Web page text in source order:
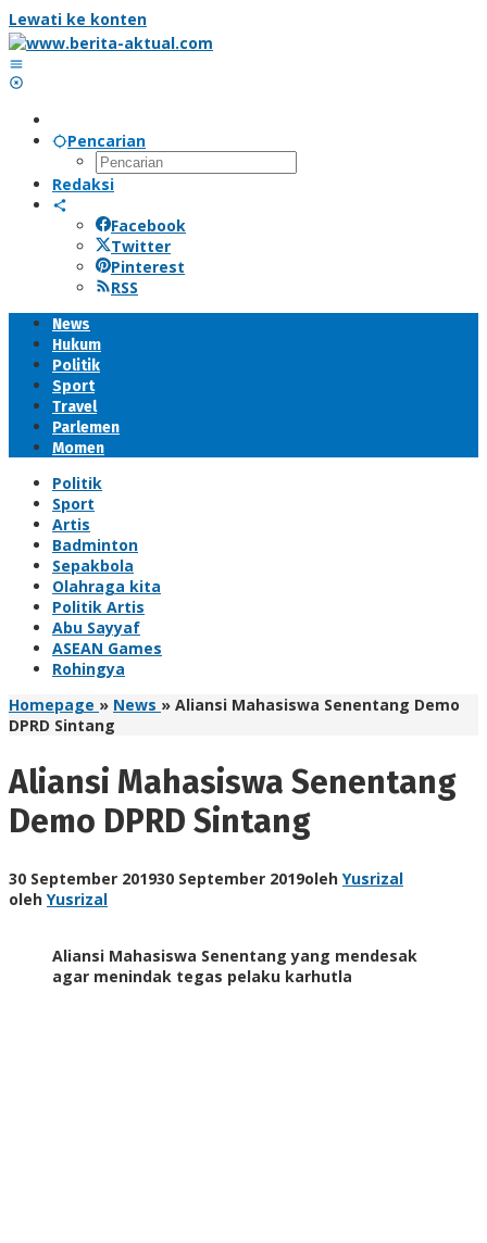
Lewati ke konten
Pencarian
Redaksi
Facebook
Twitter
Pinterest
RSS
News
Hukum
Politik
Sport
Travel
Parlemen
Momen
Politik
Sport
Artis
Badminton
Sepakbola
Olahraga kita
Politik Artis
Abu Sayyaf
ASEAN Games
Rohingya
Homepage » News » Aliansi Mahasiswa Senentang Demo
DPRD Sintang
Aliansi Mahasiswa Senentang
Demo DPRD Sintang
30 September 201930 September 2019oleh Yusrizal
oleh Yusrizal
Aliansi Mahasiswa Senentang yang mendesak
agar menindak tegas pelaku karhutla